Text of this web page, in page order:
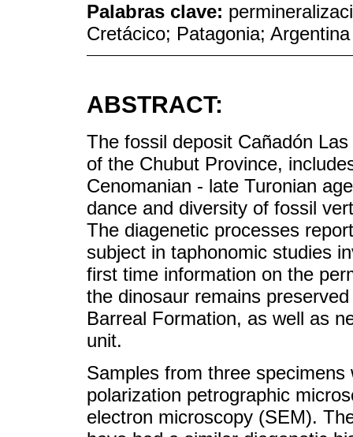
Palabras clave:
Cretácico; Patagonia; Argentina
ABSTRACT:
The fossil deposit Cañadón
of the Chubut Province,
Cenomanian - late Turonian
dance and diversity of fossil
The diagenetic processes
subject in taphonomic studies
first time information on the
the dinosaur remains
Barreal Formation, as well as
unit.
Samples from three
polarization petrographic
electron microscopy (SEM).